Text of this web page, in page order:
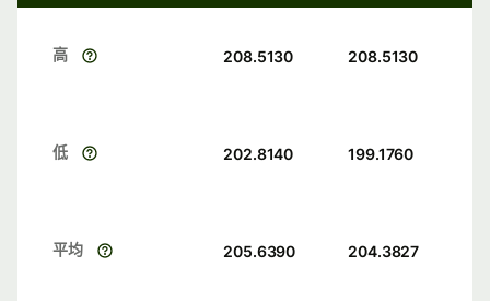
高 208.5130 208.5130
低 202.8140 199.1760
平均 205.6390 204.3827